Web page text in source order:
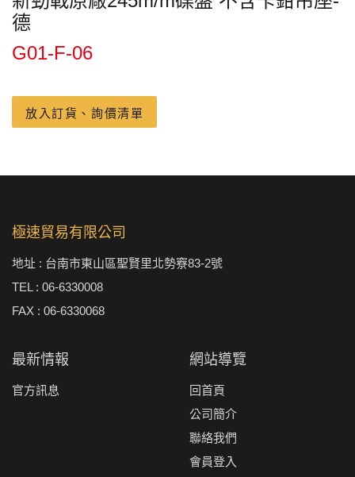
德
G01-F-06
放入訂貨、詢價清單
極速貿易有限公司
地址 : 台南市東山區聖賢里北勢竂83-2號
TEL : 06-6330008
FAX : 06-6330068
最新情報
官方訊息
網站導覽
回首頁
公司簡介
聯絡我們
會員登入